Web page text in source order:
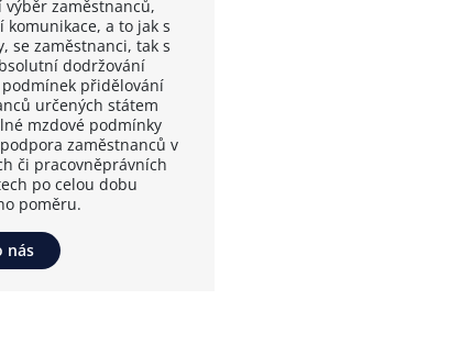
výběr zaměstnanců,
komunikace, a to jak s
se zaměstnanci, tak s
dodržování
přidělování
určených státem
mzdové podmínky
zaměstnanců v
či pracovněprávních
po celou dobu
poměru.
nás